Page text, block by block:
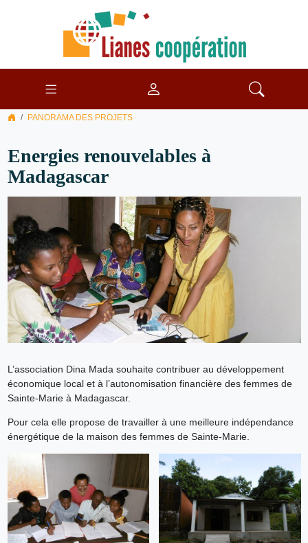
PANORAMA DES PROJETS
Energies renouvelables à
Madagascar
L’association Dina Mada souhaite contribuer au développement
économique local et à l’autonomisation financière des femmes de
Sainte-Marie à Madagascar.
Pour cela elle propose de travailler à une meilleure indépendance
énergétique de la maison des femmes de Sainte-Marie.